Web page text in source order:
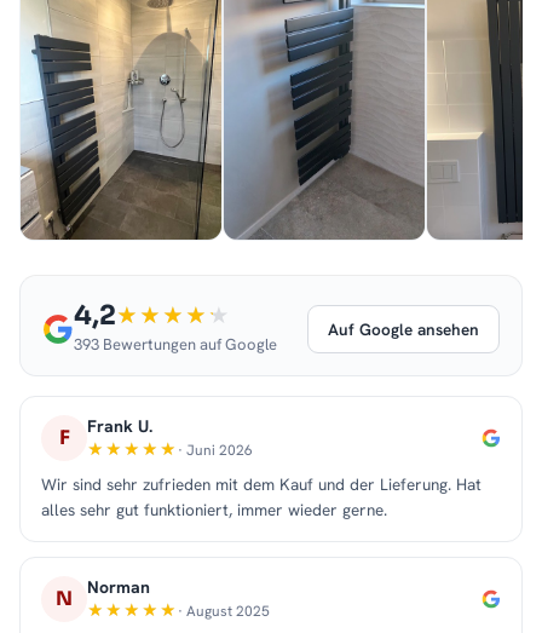
4,2
393 Bewertungen auf Google
Auf Google ansehen
F Frank U.
· Juni 2026
Wir sind sehr zufrieden mit dem Kauf und der Lieferung. Hat
alles sehr gut funktioniert, immer wieder gerne.
N Norman
· August 2025